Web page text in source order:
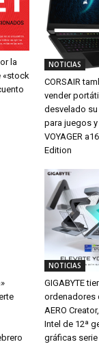
la
«stock
NOTICIAS
CORSAIR
vender
desvelado
para juegos
VOYAGER
Edition
NOTICIAS
GIGABYTE
ordenadores
AERO
Intel de 12ª
gráficas serie